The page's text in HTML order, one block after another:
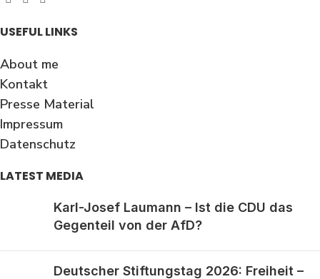
USEFUL LINKS
About me
Kontakt
Presse Material
Impressum
Datenschutz
LATEST MEDIA
Karl-Josef Laumann – Ist die CDU das
Gegenteil von der AfD?
Deutscher Stiftungstag 2026: Freiheit –